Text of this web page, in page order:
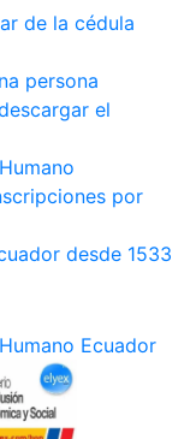
de la cédula
persona
el
por
desde 1533
Ecuador